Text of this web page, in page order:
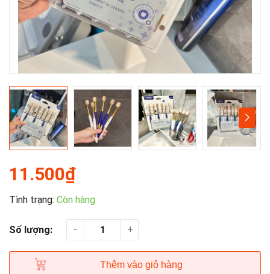
11.500₫
Tình trạng: Còn hàng
Số lượng: - +
Thêm vào giỏ hàng